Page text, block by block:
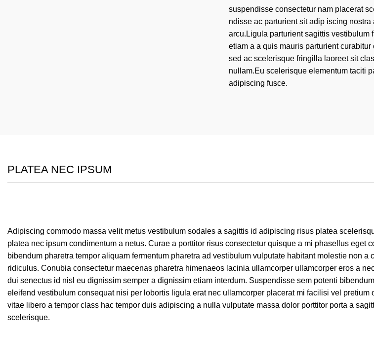
suspendisse consectetur nam placerat
ndisse ac parturient sit adip iscing nostra
arcu.Ligula parturient sagittis vestibulum
etiam a a quis mauris parturient curabitur
sed ac scelerisque fringilla laoreet sit
nullam.Eu scelerisque elementum taciti
adipiscing fusce.
PLATEA NEC IPSUM
Adipiscing commodo massa velit metus vestibulum sodales a sagittis id adipiscing risus platea
platea nec ipsum condimentum a netus. Curae a porttitor risus consectetur quisque a mi phasellus eget
bibendum pharetra tempor aliquam fermentum pharetra ad vestibulum vulputate habitant molestie non a
ridiculus. Conubia consectetur maecenas pharetra himenaeos lacinia ullamcorper ullamcorper eros a
dui senectus id nisl eu dignissim semper a dignissim etiam interdum. Suspendisse sem potenti
eleifend vestibulum consequat nisi per lobortis ligula erat nec ullamcorper placerat mi facilisi vel pretium
vitae libero a tempor class hac tempor duis adipiscing a nulla vulputate massa dolor porttitor porta a
scelerisque.